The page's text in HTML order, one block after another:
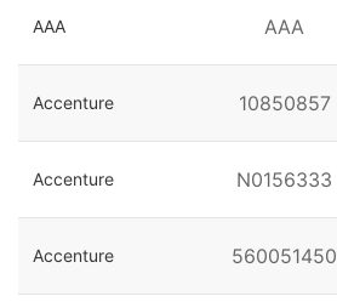
AAA AAA
Accenture 10850857
Accenture N0156333
Accenture 560051450